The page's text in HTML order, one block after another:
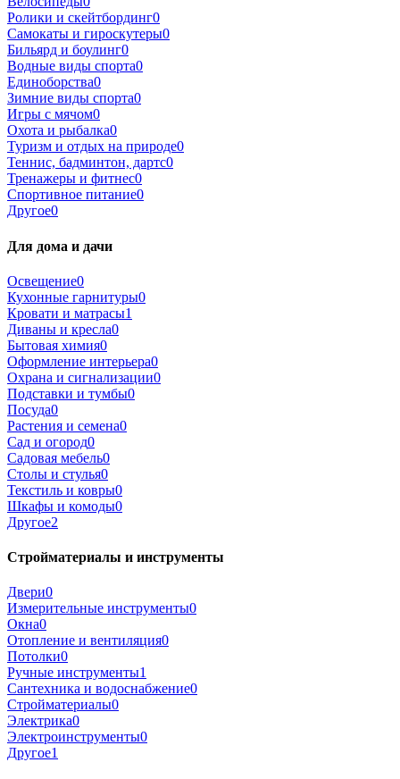
Ролики и скейтбординг0
Самокаты и гироскутеры0
Бильярд и боулинг0
Водные виды спорта0
Единоборства0
Зимние виды спорта0
Игры с мячом0
Охота и рыбалка0
Туризм и отдых на природе0
Теннис, бадминтон, дартс0
Тренажеры и фитнес0
Спортивное питание0
Другое0
Для дома и дачи
Освещение0
Кухонные гарнитуры0
Кровати и матрасы1
Диваны и кресла0
Бытовая химия0
Оформление интерьера0
Охрана и сигнализации0
Подставки и тумбы0
Посуда0
Растения и семена0
Сад и огород0
Садовая мебель0
Столы и стулья0
Текстиль и ковры0
Шкафы и комоды0
Другое2
Стройматериалы и инструменты
Двери0
Измерительные инструменты0
Окна0
Отопление и вентиляция0
Потолки0
Ручные инструменты1
Сантехника и водоснабжение0
Стройматериалы0
Электрика0
Электроинструменты0
Другое1